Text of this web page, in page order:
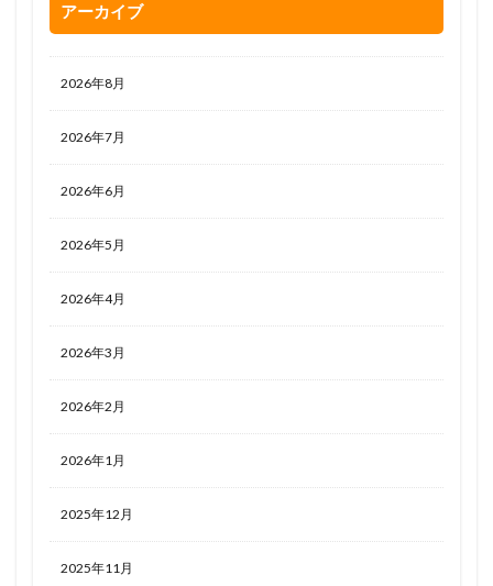
アーカイブ
2026年8月
2026年7月
2026年6月
2026年5月
2026年4月
2026年3月
2026年2月
2026年1月
2025年12月
2025年11月